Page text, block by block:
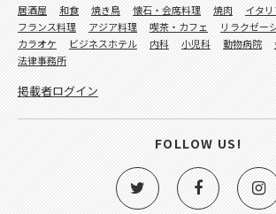
居酒屋 和食 焼き鳥 懐石・会席料理 焼肉
イタ
フランス料理
アジア料理 喫茶・カフェ リラクゼー
カラオケ
ビジネスホテル 内科 小児科 動物病院
法律事務所
掲載者ログイン
FOLLOW US!